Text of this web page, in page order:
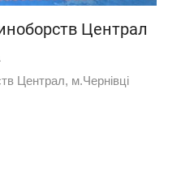
Централ
Централ, м.Чернівці